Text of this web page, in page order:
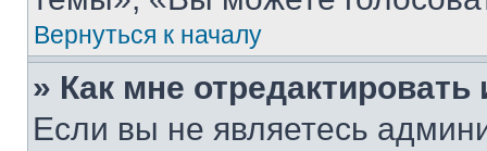
Вернуться к началу
» Как мне
Если вы не являетесь